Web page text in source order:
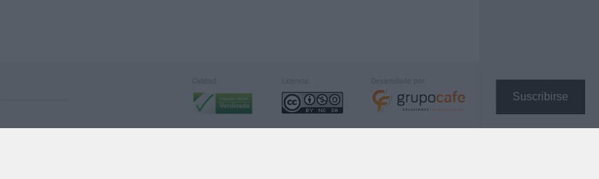
Suscribirse